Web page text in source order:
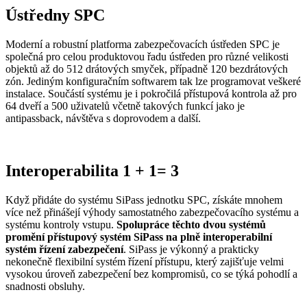
Ústředny SPC
Moderní a robustní platforma zabezpečovacích ústředen SPC je
společná pro celou produktovou řadu ústředen pro různé velikosti
objektů až do 512 drátových smyček, případně 120 bezdrátových
zón. Jediným konfiguračním softwarem tak lze programovat veškeré
instalace. Součástí systému je i pokročilá přístupová kontrola až pro
64 dveří a 500 uživatelů včetně takových funkcí jako je
antipassback, návštěva s doprovodem a další.
Interoperabilita 1 + 1= 3
Když přidáte do systému SiPass jednotku SPC, získáte mnohem
více než přinášejí výhody samostatného zabezpečovacího systému a
systému kontroly vstupu. Spolupráce těchto dvou systémů
promění přístupový systém SiPass na plně interoperabilní
systém řízení zabezpečení. SiPass je výkonný a prakticky
nekonečně flexibilní systém řízení přístupu, který zajišťuje velmi
vysokou úroveň zabezpečení bez kompromisů, co se týká pohodlí a
snadnosti obsluhy.